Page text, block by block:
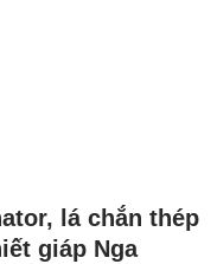
lá chắn thép
giáp Nga